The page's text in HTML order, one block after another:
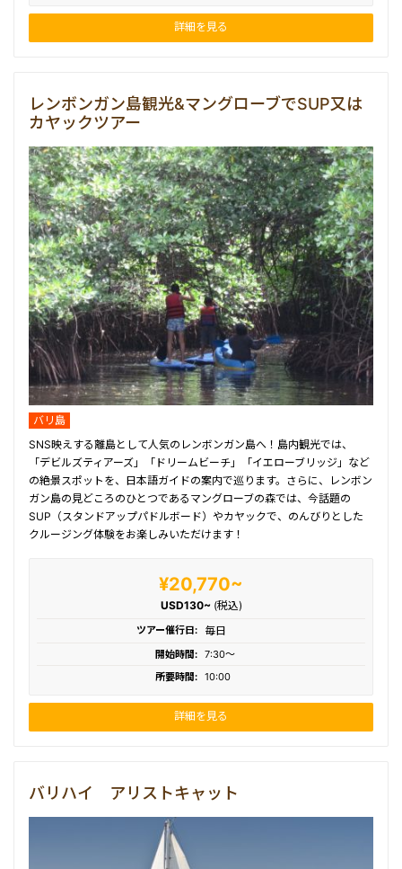
詳細を見る
レンボンガン島観光&マングローブでSUP又は
カヤックツアー
バリ島
SNS映えする離島として人気のレンボンガン島へ！島内観光では、
「デビルズティアーズ」「ドリームビーチ」「イエローブリッジ」など
の絶景スポットを、日本語ガイドの案内で巡ります。さらに、レンボン
ガン島の見どころのひとつであるマングローブの森では、今話題の
SUP（スタンドアップパドルボード）やカヤックで、のんびりとした
クルージング体験をお楽しみいただけます！
¥20,770~
USD130~ (税込)
ツアー催行日: 毎日
開始時間: 7:30〜
所要時間: 10:00
詳細を見る
バリハイ アリストキャット